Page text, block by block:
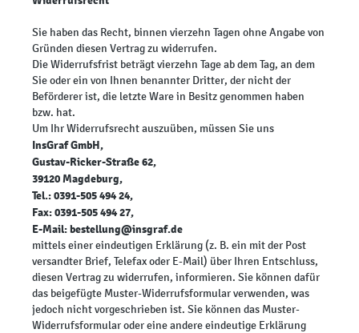
Sie haben das Recht, binnen vierzehn Tagen ohne Angabe von
Gründen diesen Vertrag zu widerrufen.
Die Widerrufsfrist beträgt vierzehn Tage ab dem Tag, an dem
Sie oder ein von Ihnen benannter Dritter, der nicht der
Beförderer ist, die letzte Ware in Besitz genommen haben
bzw. hat.
Um Ihr Widerrufsrecht auszuüben, müssen Sie uns
InsGraf GmbH,
Gustav-Ricker-Straße 62,
39120 Magdeburg,
Tel.: 0391-505 494 24,
Fax: 0391-505 494 27,
E-Mail: bestellung@insgraf.de
mittels einer eindeutigen Erklärung (z. B. ein mit der Post
versandter Brief, Telefax oder E-Mail) über Ihren Entschluss,
diesen Vertrag zu widerrufen, informieren. Sie können dafür
das beigefügte Muster-Widerrufsformular verwenden, was
jedoch nicht vorgeschrieben ist. Sie können das Muster-
Widerrufsformular oder eine andere eindeutige Erklärung